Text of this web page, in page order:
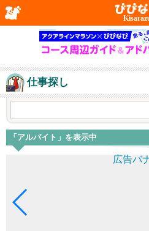
仕事探し
「アルバイト」を表示中